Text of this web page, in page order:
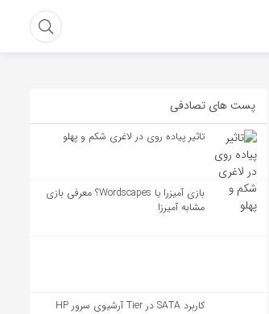
پست های تصادفی
تاثیر پیاده روی در لاغری شکم و پهلو
بازی آمیزرا یا Wordscapes؟ معرفی بازی
مشابه آمیرزا
کاربرد SATA در Tier آرشیوی سرور HP